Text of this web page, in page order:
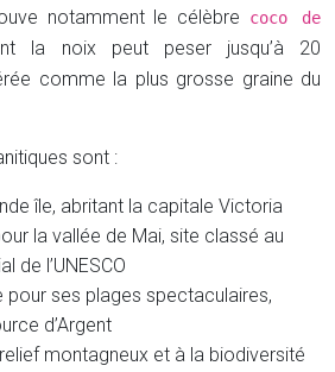
notamment le célèbre
coco de
la noix peut peser jusqu’à 20
comme la plus grosse graine du
sont :
île, abritant la capitale Victoria
la vallée de Mai, site classé au
de l’UNESCO
pour ses plages spectaculaires,
d’Argent
montagneux et à la biodiversité